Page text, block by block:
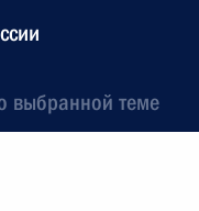
выбранной теме